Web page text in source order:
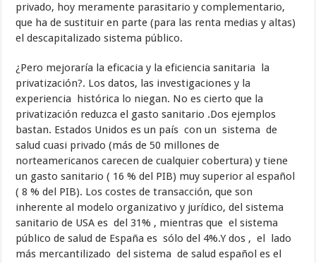
privado, hoy meramente parasitario y complementario,
que ha de sustituir en parte (para las renta medias y altas)
el descapitalizado sistema público.
¿Pero mejoraría la eficacia y la eficiencia sanitaria la
privatización?. Los datos, las investigaciones y la
experiencia histórica lo niegan. No es cierto que la
privatización reduzca el gasto sanitario .Dos ejemplos
bastan. Estados Unidos es un país con un sistema de
salud cuasi privado (más de 50 millones de
norteamericanos carecen de cualquier cobertura) y tiene
un gasto sanitario ( 16 % del PIB) muy superior al español
( 8 % del PIB). Los costes de transacción, que son
inherente al modelo organizativo y jurídico, del sistema
sanitario de USA es del 31% , mientras que el sistema
público de salud de España es sólo del 4%.Y dos , el lado
más mercantilizado del sistema de salud español es el